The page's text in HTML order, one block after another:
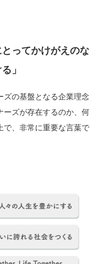
とってかけがえのな
」
ズの基盤となる企業理念
ーズが存在するのか、何
で、非常に重要な言葉で